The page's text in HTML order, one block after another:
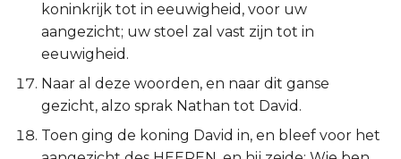
koninkrijk tot in eeuwigheid, voor uw
aangezicht; uw stoel zal vast zijn tot in
eeuwigheid.
Naar al deze woorden, en naar dit ganse
gezicht, alzo sprak Nathan tot David.
Toen ging de koning David in, en bleef voor het